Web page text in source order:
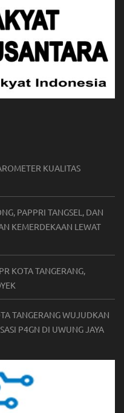
KUALITAS
PAPPRI TANGSEL, DAN
KEMERDEKAAN LEWAT
KOTA TANGERANG,
TANGERANG WUJUDKAN
P4GN DI UWUNG JAYA